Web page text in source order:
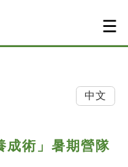
中文
成術」暑期營隊